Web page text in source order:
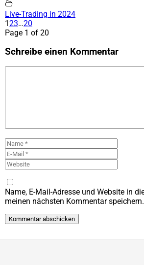
Live-Trading in 2024
123…20
Page 1 of 20
Schreibe einen Kommentar
Name
Mail
Name, E-Mail-Adresse und Website in
meinen nächsten Kommentar speichern.